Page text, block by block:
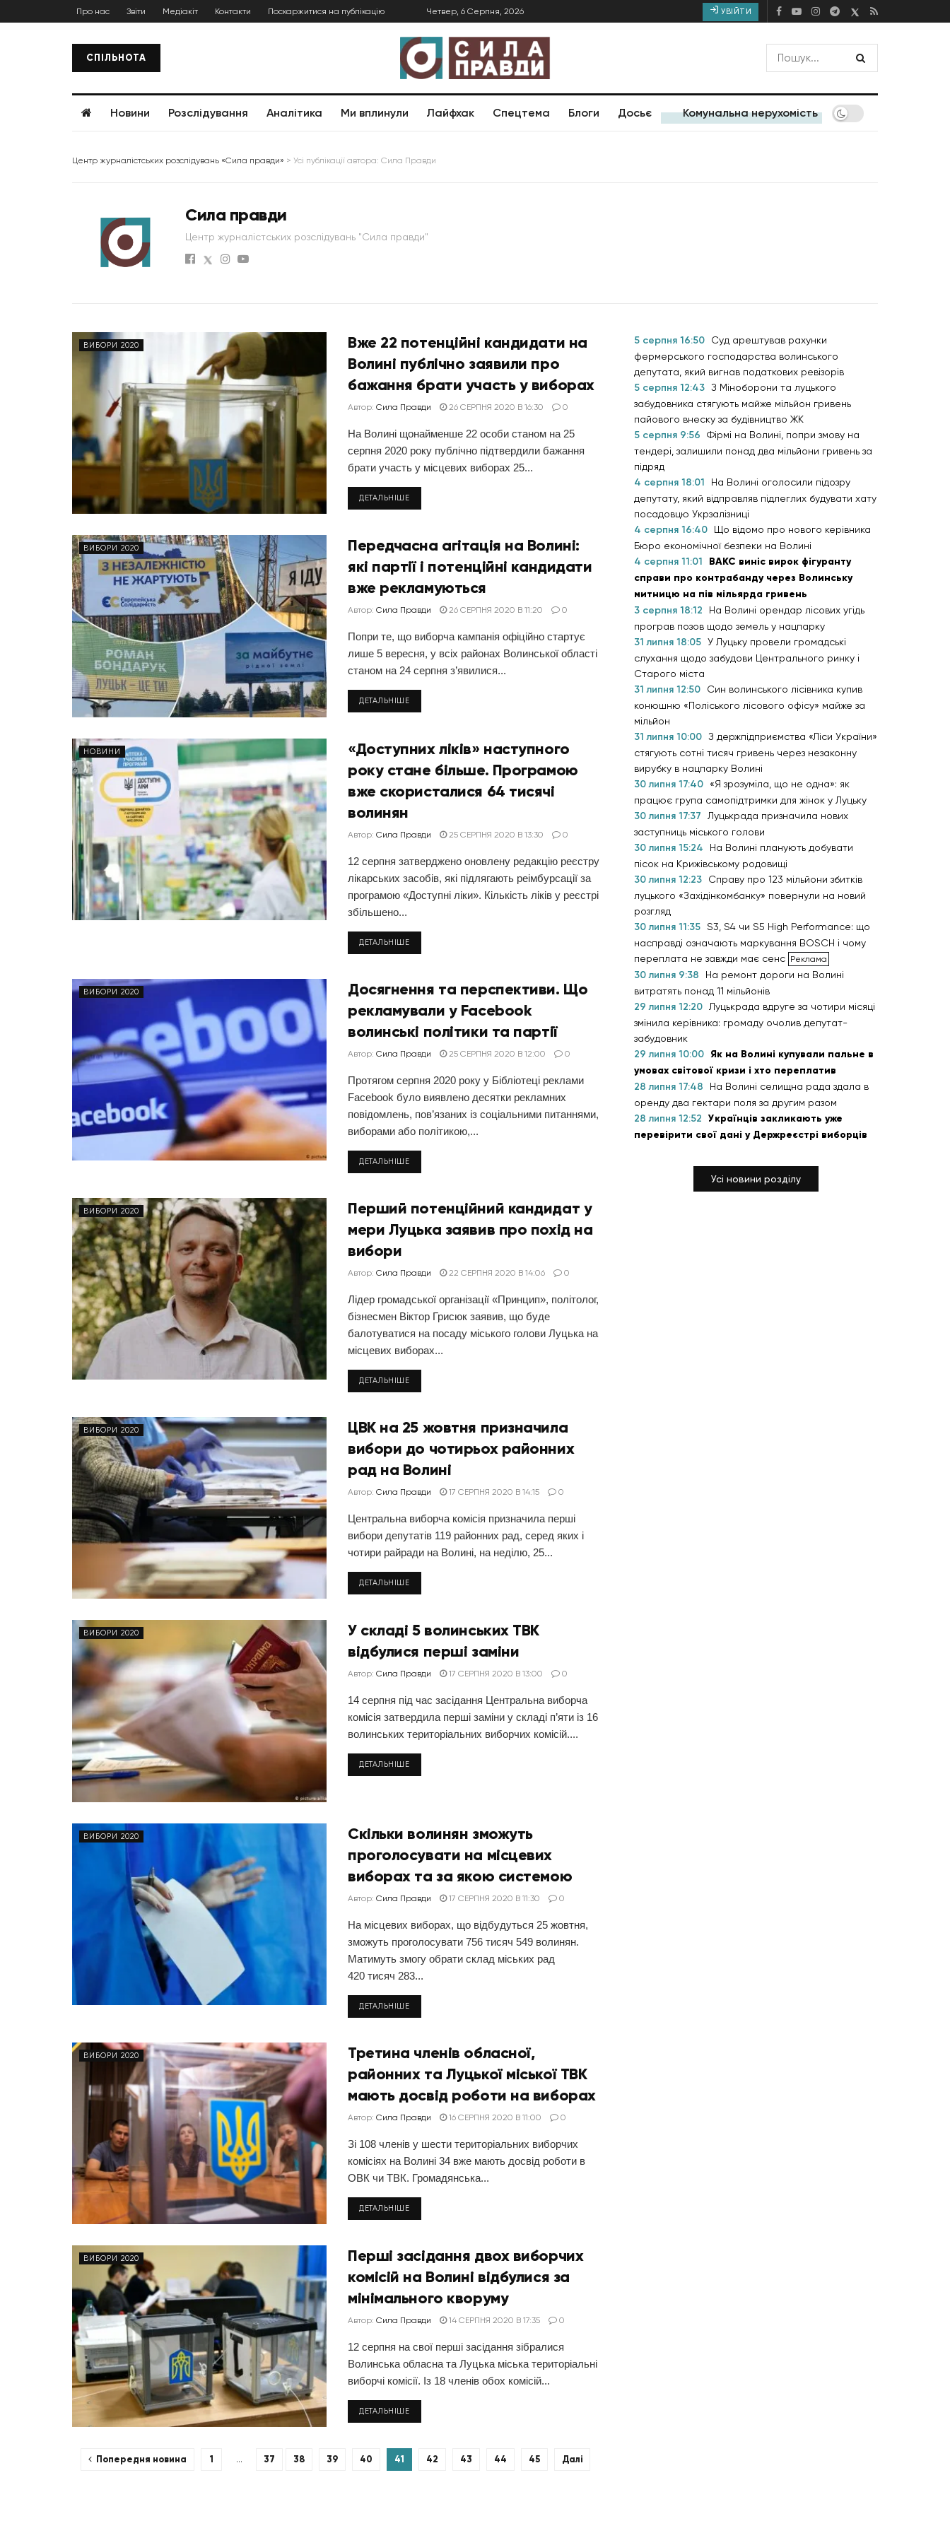
Про нас Звіти Медіакіт Контакти Поскаржитися на публікацію Четвер, 6 Серпня, 2026 УВІЙТИ
СПІЛЬНОТА
Новини Розслідування Аналітика Ми вплинули Лайфхак Спецтема Блоги Досьє Комунальна нерухомість
Центр журналістських розслідувань «Сила правди» > Усі публікації автора: Сила Правди
Сила правди
Центр журналістських розслідувань "Сила правди"
ВИБОРИ 2020
Вже 22 потенційні кандидати на
Волині публічно заявили про
бажання брати участь у виборах
Автор: Сила Правди 26 СЕРПНЯ 2020 В 16:30 0
На Волині щонайменше 22 особи станом на 25
серпня 2020 року публічно підтвердили бажання
брати участь у місцевих виборах 25...
ДЕТАЛЬНІШЕ
ВИБОРИ 2020
Передчасна агітація на Волині:
які партії і потенційні кандидати
вже рекламуються
Автор: Сила Правди 26 СЕРПНЯ 2020 В 11:20 0
Попри те, що виборча кампанія офіційно стартує
лише 5 вересня, у всіх районах Волинської області
станом на 24 серпня з’явилися...
ДЕТАЛЬНІШЕ
НОВИНИ
«Доступних ліків» наступного
року стане більше. Програмою
вже скористалися 64 тисячі
волинян
Автор: Сила Правди 25 СЕРПНЯ 2020 В 13:30 0
12 серпня затверджено оновлену редакцію реєстру
лікарських засобів, які підлягають реімбурсації за
програмою «Доступні ліки». Кількість ліків у реєстрі
збільшено...
ДЕТАЛЬНІШЕ
ВИБОРИ 2020
Досягнення та перспективи. Що
рекламували у Facebook
волинські політики та партії
Автор: Сила Правди 25 СЕРПНЯ 2020 В 12:00 0
Протягом серпня 2020 року у Бібліотеці реклами
Facebook було виявлено десятки рекламних
повідомлень, пов’язаних із соціальними питаннями,
виборами або політикою,...
ДЕТАЛЬНІШЕ
ВИБОРИ 2020
Перший потенційний кандидат у
мери Луцька заявив про похід на
вибори
Автор: Сила Правди 22 СЕРПНЯ 2020 В 14:06 0
Лідер громадської організації «Принцип», політолог,
бізнесмен Віктор Грисюк заявив, що буде
балотуватися на посаду міського голови Луцька на
місцевих виборах...
ДЕТАЛЬНІШЕ
ВИБОРИ 2020
ЦВК на 25 жовтня призначила
вибори до чотирьох районних
рад на Волині
Автор: Сила Правди 17 СЕРПНЯ 2020 В 14:15 0
Центральна виборча комісія призначила перші
вибори депутатів 119 районних рад, серед яких і
чотири райради на Волині, на неділю, 25...
ДЕТАЛЬНІШЕ
ВИБОРИ 2020
У складі 5 волинських ТВК
відбулися перші заміни
Автор: Сила Правди 17 СЕРПНЯ 2020 В 13:00 0
14 серпня під час засідання Центральна виборча
комісія затвердила перші заміни у складі п’яти із 16
волинських територіальних виборчих комісій....
ДЕТАЛЬНІШЕ
ВИБОРИ 2020
Скільки волинян зможуть
проголосувати на місцевих
виборах та за якою системою
Автор: Сила Правди 17 СЕРПНЯ 2020 В 11:30 0
На місцевих виборах, що відбудуться 25 жовтня,
зможуть проголосувати 756 тисяч 549 волинян.
Матимуть змогу обрати склад міських рад
420 тисяч 283...
ДЕТАЛЬНІШЕ
ВИБОРИ 2020
Третина членів обласної,
районних та Луцької міської ТВК
мають досвід роботи на виборах
Автор: Сила Правди 16 СЕРПНЯ 2020 В 11:00 0
Зі 108 членів у шести територіальних виборчих
комісіях на Волині 34 вже мають досвід роботи в
ОВК чи ТВК. Громадянська...
ДЕТАЛЬНІШЕ
ВИБОРИ 2020
Перші засідання двох виборчих
комісій на Волині відбулися за
мінімального кворуму
Автор: Сила Правди 14 СЕРПНЯ 2020 В 17:35 0
12 серпня на свої перші засідання зібралися
Волинська обласна та Луцька міська територіальні
виборчі комісії. Із 18 членів обох комісій...
ДЕТАЛЬНІШЕ
Попередня новина 1 … 37 38 39 40 41 42 43 44 45 Далі
5 серпня 16:50
Суд арештував рахунки
фермерського господарства волинського
депутата, який вигнав податкових ревізорів
5 серпня 12:43 З Міноборони та луцького
забудовника стягують майже мільйон гривень
пайового внеску за будівництво ЖК
5 серпня 9:56
Фірмі на Волині, попри змову на
тендері, залишили понад два мільйони гривень за
підряд
4 серпня 18:01
На Волині оголосили підозру
депутату, який відправляв підлеглих будувати хату
посадовцю Укрзалізниці
4 серпня 16:40
Що відомо про нового керівника
Бюро економічної безпеки на Волині
4 серпня 11:01
ВАКС виніс вирок фігуранту
справи про контрабанду через Волинську
митницю на пів мільярда гривень
3 серпня 18:12
На Волині орендар лісових угідь
програв позов щодо земель у нацпарку
31 липня 18:05 У Луцьку провели громадські
слухання щодо забудови Центрального ринку і
Старого міста
31 липня 12:50
Син волинського лісівника купив
конюшню «Поліського лісового офісу» майже за
мільйон
31 липня 10:00 З держпідприємства «Ліси України»
стягують сотні тисяч гривень через незаконну
вирубку в нацпарку Волині
30 липня 17:40
«Я зрозуміла, що не одна»: як
працює група самопідтримки для жінок у Луцьку
30 липня 17:37
Луцькрада призначила нових
заступниць міського голови
30 липня 15:24
На Волині планують добувати
пісок на Крижівському родовищі
30 липня 12:23
Справу про 123 мільйони збитків
луцького «Західінкомбанку» повернули на новий
розгляд
30 липня 11:35 S3, S4 чи S5 High Performance: що
насправді означають маркування BOSCH і чому
переплата не завжди має сенс
30 липня 9:38
На ремонт дороги на Волині
витратять понад 11 мільйонів
29 липня 12:20
Луцькрада вдруге за чотири місяці
змінила керівника: громаду очолив депутат-
забудовник
29 липня 10:00 Як на Волині купували пальне в
умовах світової кризи і хто переплатив
28 липня 17:48
На Волині селищна рада здала в
оренду два гектари поля за другим разом
28 липня 12:52 Українців закликають уже
перевірити свої дані у Держреєстрі виборців
Усі новини розділу